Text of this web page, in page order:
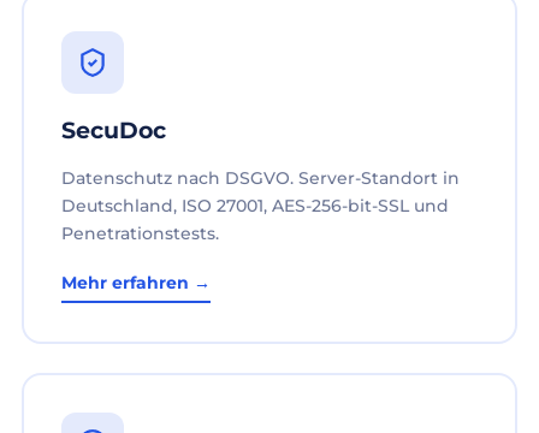
SecuDoc
Datenschutz nach DSGVO. Server-Standort in
Deutschland, ISO 27001, AES-256-bit-SSL und
Penetrationstests.
Mehr erfahren →